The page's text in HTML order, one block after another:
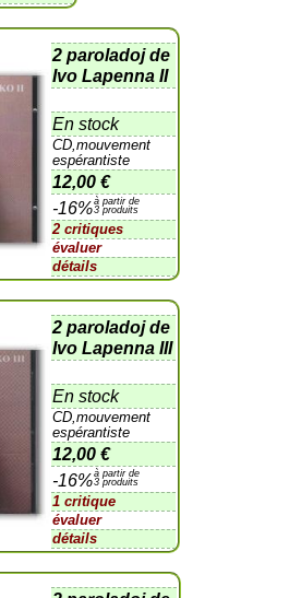
2 paroladoj de
Ivo Lapenna II
En stock
CD,mouvement
espérantiste
12,00 €
-16%à partir de
3 produits
2 critiques
évaluer
détails
2 paroladoj de
Ivo Lapenna III
En stock
CD,mouvement
espérantiste
12,00 €
-16%à partir de
3 produits
1 critique
évaluer
détails